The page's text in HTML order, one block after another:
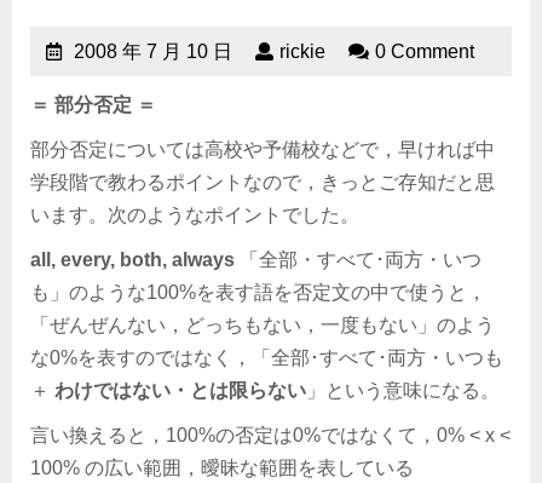
2008 年 7 月 10 日 rickie 0 Comment
＝ 部分否定 ＝
部分否定については高校や予備校などで，早ければ中
学段階で教わるポイントなので，きっとご存知だと思
います。次のようなポイントでした。
all, every, both, always 「全部・すべて･両方・いつ
も」のような100%を表す語を否定文の中で使うと，
「ぜんぜんない，どっちもない，一度もない」のよう
な0%を表すのではなく，「全部･すべて･両方・いつも
＋ わけではない・とは限らない 」という意味になる。
言い換えると，100%の否定は0%ではなくて，0% < x <
100% の広い範囲，曖昧な範囲を表している